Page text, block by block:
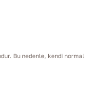
Bu nedenle, kendi normal